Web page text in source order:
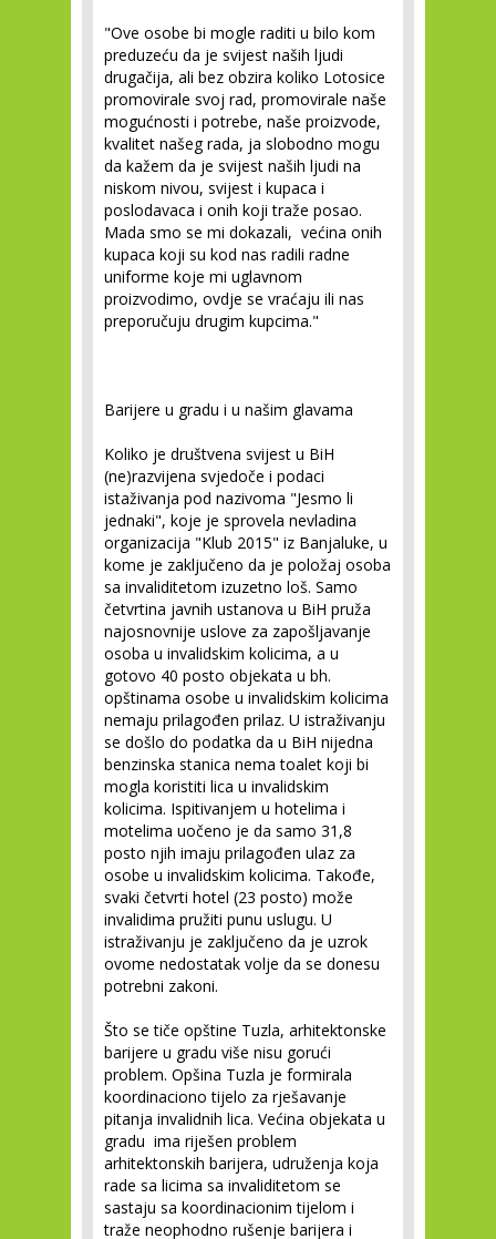
"Ove osobe bi mogle raditi u bilo kom
preduzeću da je svijest naših ljudi
drugačija, ali bez obzira koliko Lotosice
promovirale svoj rad, promovirale naše
mogućnosti i potrebe, naše proizvode,
kvalitet našeg rada, ja slobodno mogu
da kažem da je svijest naših ljudi na
niskom nivou, svijest i kupaca i
poslodavaca i onih koji traže posao.
Mada smo se mi dokazali, većina onih
kupaca koji su kod nas radili radne
uniforme koje mi uglavnom
proizvodimo, ovdje se vraćaju ili nas
preporučuju drugim kupcima."
Barijere u gradu i u našim glavama
Koliko je društvena svijest u BiH
(ne)razvijena svjedoče i podaci
istaživanja pod nazivoma "Jesmo li
jednaki", koje je sprovela nevladina
organizacija "Klub 2015" iz Banjaluke, u
kome je zaključeno da je položaj osoba
sa invaliditetom izuzetno loš. Samo
četvrtina javnih ustanova u BiH pruža
najosnovnije uslove za zapošljavanje
osoba u invalidskim kolicima, a u
gotovo 40 posto objekata u bh.
opštinama osobe u invalidskim kolicima
nemaju prilagođen prilaz. U istraživanju
se došlo do podatka da u BiH nijedna
benzinska stanica nema toalet koji bi
mogla koristiti lica u invalidskim
kolicima. Ispitivanjem u hotelima i
motelima uočeno je da samo 31,8
posto njih imaju prilagođen ulaz za
osobe u invalidskim kolicima. Takođe,
svaki četvrti hotel (23 posto) može
invalidima pružiti punu uslugu. U
istraživanju je zaključeno da je uzrok
ovome nedostatak volje da se donesu
potrebni zakoni.
Što se tiče opštine Tuzla, arhitektonske
barijere u gradu više nisu gorući
problem. Opšina Tuzla je formirala
koordinaciono tijelo za rješavanje
pitanja invalidnih lica. Većina objekata u
gradu ima riješen problem
arhitektonskih barijera, udruženja koja
rade sa licima sa invaliditetom se
sastaju sa koordinacionim tijelom i
traže neophodno rušenje barijera i